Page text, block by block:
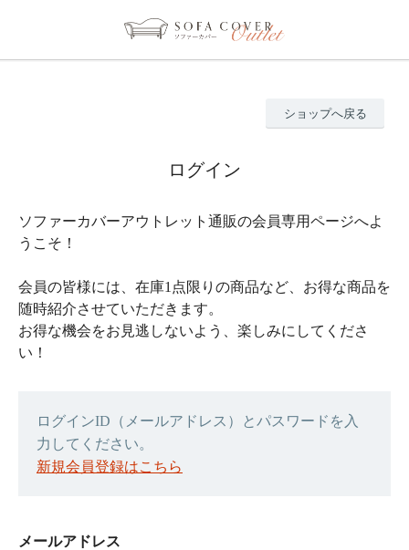
ショップへ戻る
ログイン
ソファーカバーアウトレット通販の会員専用ページへよ
うこそ！
会員の皆様には、在庫1点限りの商品など、お得な商品を
随時紹介させていただきます。
お得な機会をお見逃しないよう、楽しみにしてくださ
い！
ログインID（メールアドレス）とパスワードを入
力してください。
新規会員登録はこちら
メールアドレス